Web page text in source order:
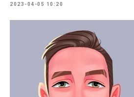
2023-04-05 10:20